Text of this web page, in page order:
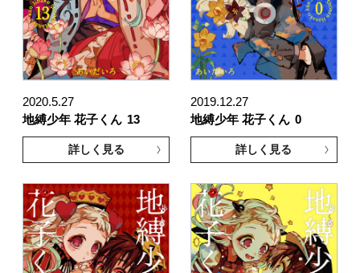
2020.5.27
地縛少年 花子くん 13
詳しく見る
2019.12.27
地縛少年 花子くん 0
詳しく見る